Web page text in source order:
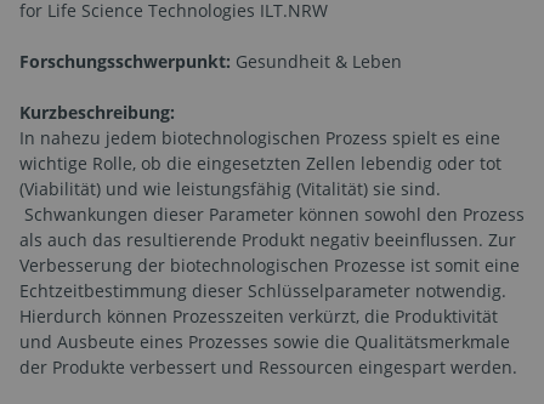
for Life Science Technologies ILT.NRW
Forschungsschwerpunkt: Gesundheit & Leben
Kurzbeschreibung:
In nahezu jedem biotechnologischen Prozess spielt es eine
wichtige Rolle, ob die eingesetzten Zellen lebendig oder tot
(Viabilität) und wie leistungsfähig (Vitalität) sie sind.
Schwankungen dieser Parameter können sowohl den Prozess
als auch das resultierende Produkt negativ beeinflussen. Zur
Verbesserung der biotechnologischen Prozesse ist somit eine
Echtzeitbestimmung dieser Schlüsselparameter notwendig.
Hierdurch können Prozesszeiten verkürzt, die Produktivität
und Ausbeute eines Prozesses sowie die Qualitätsmerkmale
der Produkte verbessert und Ressourcen eingespart werden.